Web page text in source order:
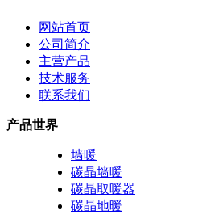
网站首页
公司简介
主营产品
技术服务
联系我们
产品世界
墙暖
碳晶墙暖
碳晶取暖器
碳晶地暖